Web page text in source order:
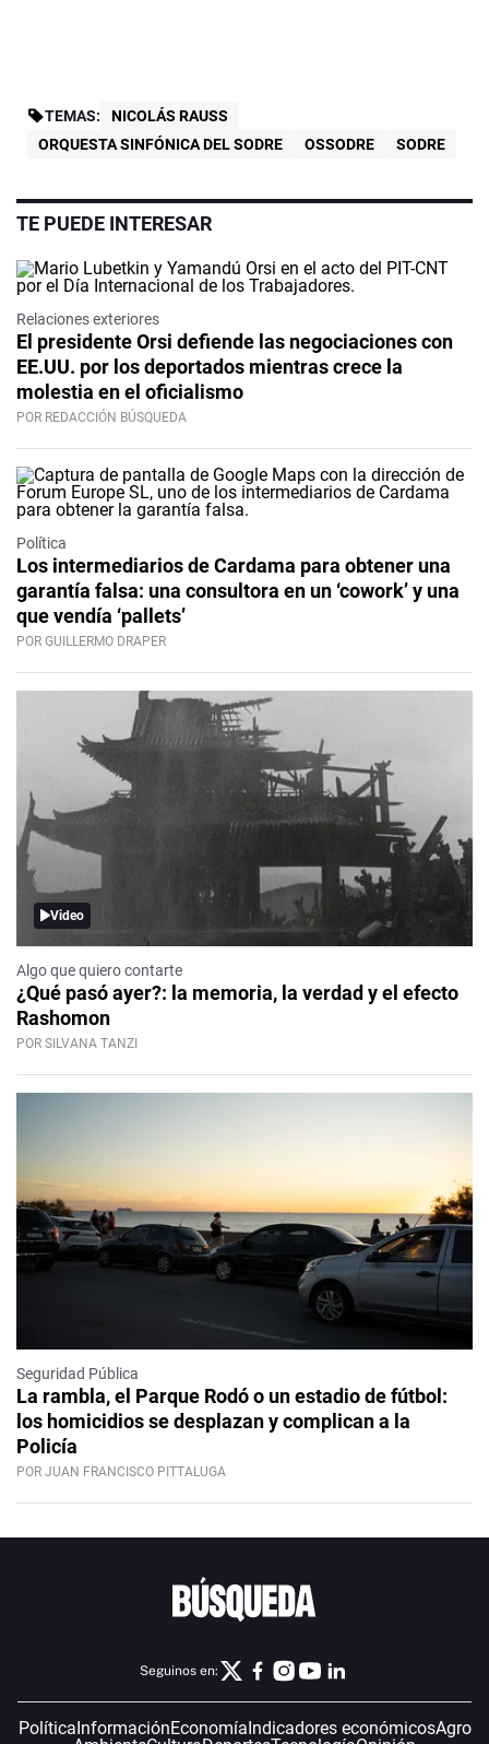
TEMAS:
NICOLÁS RAUSS
ORQUESTA SINFÓNICA DEL SODRE
OSSODRE SODRE
TE PUEDE INTERESAR
Relaciones exteriores
El presidente Orsi defiende las negociaciones con
EE.UU. por los deportados mientras crece la
molestia en el oficialismo
POR REDACCIÓN BÚSQUEDA
Política
Los intermediarios de Cardama para obtener una
garantía falsa: una consultora en un ‘cowork’ y una
que vendía ‘pallets’
POR GUILLERMO DRAPER
Video
Algo que quiero contarte
¿Qué pasó ayer?: la memoria, la verdad y el efecto
Rashomon
POR SILVANA TANZI
Seguridad Pública
La rambla, el Parque Rodó o un estadio de fútbol:
los homicidios se desplazan y complican a la
Policía
POR JUAN FRANCISCO PITTALUGA
Seguinos en:
PolíticaInformaciónEconomíaIndicadores económicosAgro